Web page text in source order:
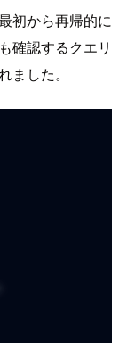
初から再帰的に
確認するクエリ
ました。